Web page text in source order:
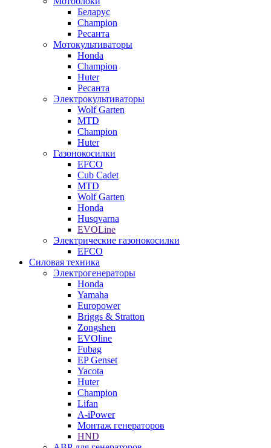
Беларус
Champion
Ресанта
Мотокультиваторы
Honda
Champion
Huter
Ресанта
Электрокультиваторы
Wolf Garten
MTD
Champion
Huter
Газонокосилки
EFCO
Cub Cadet
MTD
Wolf Garten
Honda
Husqvarna
EVOLine
Электрические газонокосилки
EFCO
Силовая техника
Электрогенераторы
Honda
Yamaha
Europower
Briggs & Stratton
Zongshen
EVOline
Fubag
EP Genset
Yacota
Huter
Champion
Lifan
A-iPower
Монтаж генераторов
HND